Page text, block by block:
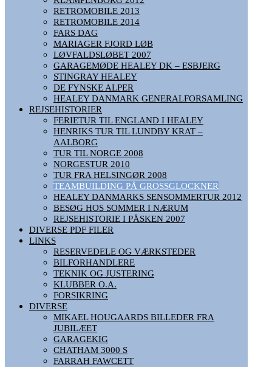
RETROMOBILE 2013
RETROMOBILE 2014
FARS DAG
MARIAGER FJORD LØB
LØVFALDSLØBET 2007
GARAGEMØDE HEALEY DK – ESBJERG
STINGRAY HEALEY
DE FYNSKE ALPER
HEALEY DANMARK GENERALFORSAMLING
REJSEHISTORIER
FERIETUR TIL ENGLAND I HEALEY
HENRIKS TUR TIL LUNDBY KRAT –
AALBORG
TUR TIL NORGE 2008
NORGESTUR 2010
TUR FRA HELSINGØR 2008
TEAMBUILDING PÅ GROSSGLOCKNER
HEALEY DANMARKS SENSOMMERTUR 2012
BESØG HOS SOMMER I NÆRUM
REJSEHISTORIE I PÅSKEN 2007
DIVERSE PDF FILER
LINKS
RESERVEDELE OG VÆRKSTEDER
BILFORHANDLERE
TEKNIK OG JUSTERING
KLUBBER O.A.
FORSIKRING
DIVERSE
MIKAEL HOUGAARDS BILLEDER FRA
JUBILÆET
GARAGEKIG
CHATHAM 3000 S
FARRAH FAWCETT